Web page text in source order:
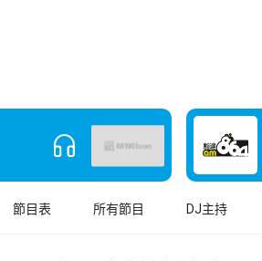
節目表 所有節目 DJ主持